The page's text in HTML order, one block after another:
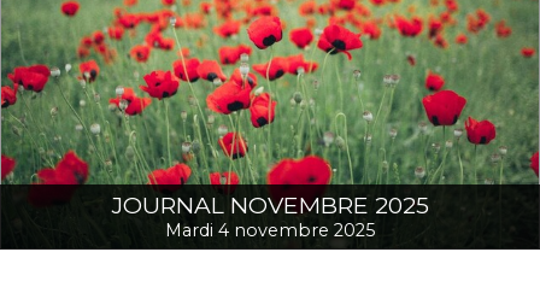
JOURNAL NOVEMBRE 2025
Mardi 4 novembre 2025